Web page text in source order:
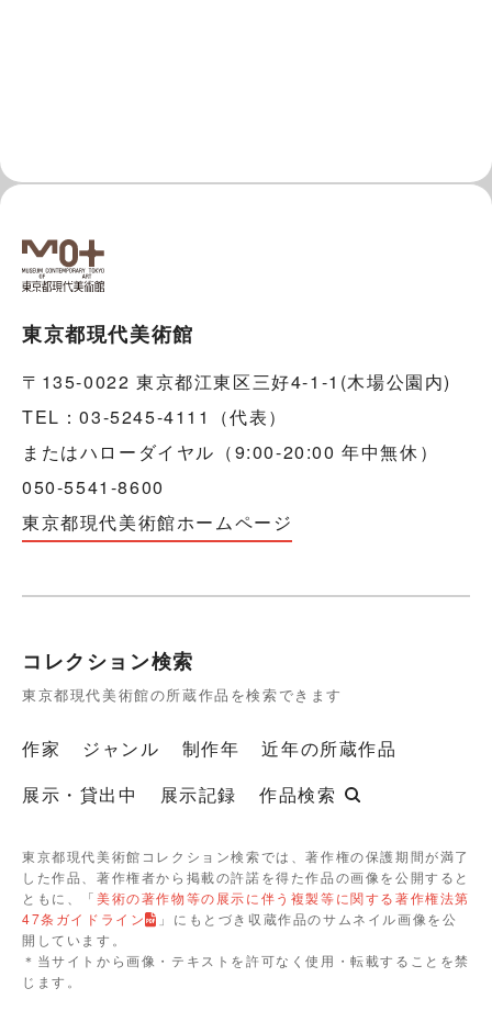
東京都現代美術館
〒135-0022 東京都江東区三好4-1-1(木場公園内)
TEL：03-5245-4111（代表）
またはハローダイヤル（9:00-20:00 年中無休）
050-5541-8600
東京都現代美術館ホームページ
コレクション検索
東京都現代美術館の所蔵作品を検索できます
作家 ジャンル 制作年
近年の所蔵作品
展示・貸出中
展示記録 作品検索
東京都現代美術館コレクション検索では、著作権の保護期間が満了
した作品、著作権者から掲載の許諾を得た作品の画像を公開すると
ともに、「美術の著作物等の展示に伴う複製等に関する著作権法第
47条ガイドライン
」にもとづき収蔵作品のサムネイル画像を公
開しています。
＊当サイトから画像・テキストを許可なく使用・転載することを禁
じます。